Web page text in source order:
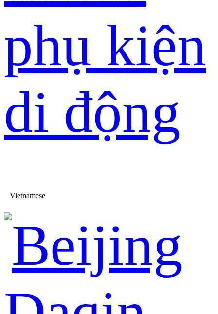
phụ kiện
di động
Vietnamese